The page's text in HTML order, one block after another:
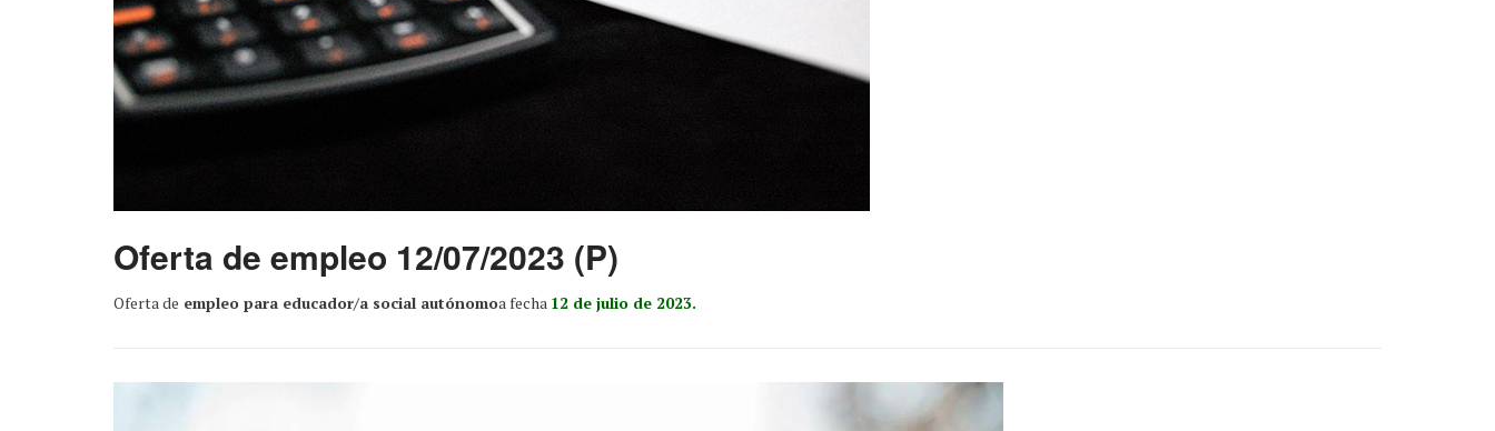
Oferta de empleo 12/07/2023 (P)
Oferta de empleo para educador/a social autónomoa fecha 12 de julio de 2023.